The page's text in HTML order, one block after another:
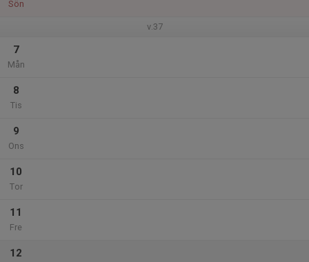
Sön
v.37
7
Mån
8
Tis
9
Ons
10
Tor
11
Fre
12